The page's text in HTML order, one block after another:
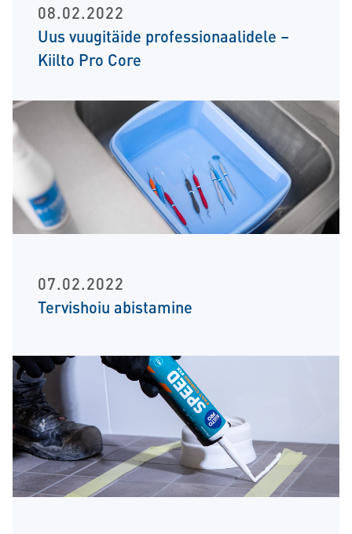
08.02.2022
Uus vuugitäide professionaalidele –
Kiilto Pro Core
07.02.2022
Tervishoiu abistamine